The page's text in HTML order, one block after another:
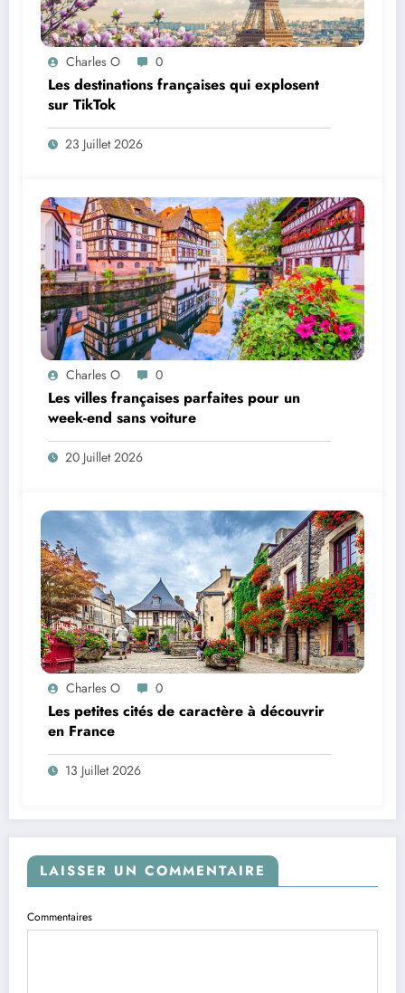
Charles O 0
Les destinations françaises qui explosent
sur TikTok
23 Juillet 2026
Charles O 0
Les villes françaises parfaites pour un
week-end sans voiture
20 Juillet 2026
Charles O 0
Les petites cités de caractère à découvrir
en France
13 Juillet 2026
LAISSER UN COMMENTAIRE
Commentaires